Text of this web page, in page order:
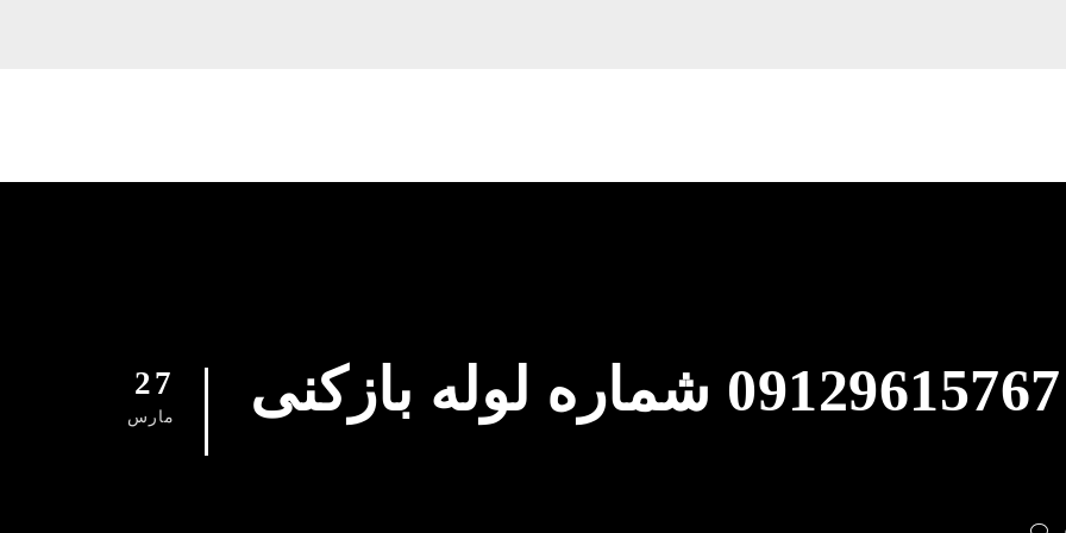
27
مارس لوله بازکنی بهار 09129615767 شماره لوله بازکنی